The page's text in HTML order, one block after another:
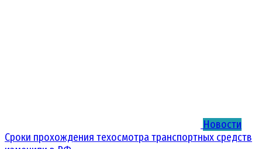
Новости
Сроки прохождения техосмотра транспортных средств